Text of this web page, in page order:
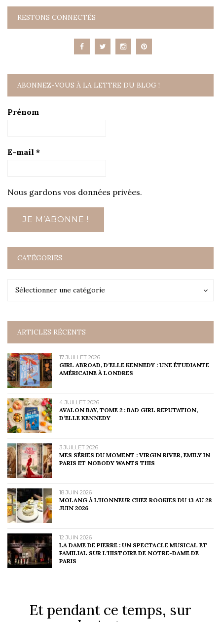
RESTONS CONNECTÉS
ABONNEZ-VOUS À LA LETTRE DU BLOG !
Prénom
E-mail *
Nous gardons vos données privées.
CATÉGORIES
Sélectionner une catégorie
Catégories
ARTICLES RÉCENTS
17 JUILLET 2026
GIRL ABROAD, D’ELLE KENNEDY : UNE ÉTUDIANTE
AMÉRICAINE À LONDRES
4 JUILLET 2026
AVALON BAY, TOME 2 : BAD GIRL REPUTATION,
D’ELLE KENNEDY
3 JUILLET 2026
MES SÉRIES DU MOMENT : VIRGIN RIVER, EMILY IN
PARIS ET NOBODY WANTS THIS
18 JUIN 2026
MOLANG À L’HONNEUR CHEZ ROOKIES DU 13 AU 28
JUIN 2026
12 JUIN 2026
LA DAME DE PIERRE : UN SPECTACLE MUSICAL ET
FAMILIAL SUR L’HISTOIRE DE NOTRE-DAME DE
PARIS
Et pendant ce temps, sur